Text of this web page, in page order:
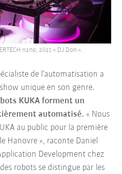
de l’automatisation a
unique en son genre.
KUKA forment un
automatisé. « Nous
au public pour la première
Hanovre », raconte Daniel
Development chez
robots se distingue par les
nano, alias « DJ Don ».